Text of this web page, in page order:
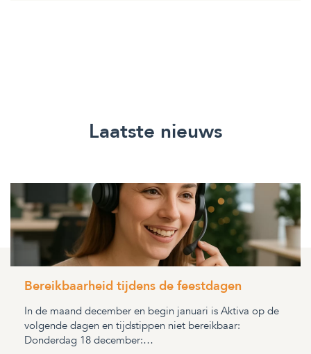
Laatste nieuws
Bereikbaarheid tijdens de feestdagen
In de maand december en begin januari is Aktiva op de
volgende dagen en tijdstippen niet bereikbaar:
Donderdag 18 december:…